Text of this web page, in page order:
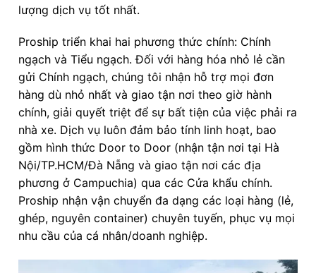
lượng dịch vụ tốt nhất.
Proship triển khai hai phương thức chính: Chính
ngạch và Tiểu ngạch. Đối với hàng hóa nhỏ lẻ cần
gửi Chính ngạch, chúng tôi nhận hỗ trợ mọi đơn
hàng dù nhỏ nhất và giao tận nơi theo giờ hành
chính, giải quyết triệt để sự bất tiện của việc phải ra
nhà xe. Dịch vụ luôn đảm bảo tính linh hoạt, bao
gồm hình thức Door to Door (nhận tận nơi tại Hà
Nội/TP.HCM/Đà Nẵng và giao tận nơi các địa
phương ở Campuchia) qua các Cửa khẩu chính.
Proship nhận vận chuyển đa dạng các loại hàng (lẻ,
ghép, nguyên container) chuyên tuyến, phục vụ mọi
nhu cầu của cá nhân/doanh nghiệp.